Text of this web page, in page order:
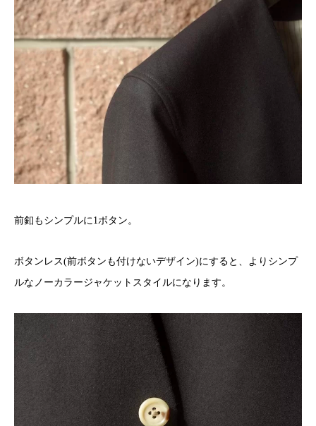
前釦もシンプルに1ボタン。
ボタンレス(前ボタンも付けないデザイン)にすると、よりシンプ
ルなノーカラージャケットスタイルになります。